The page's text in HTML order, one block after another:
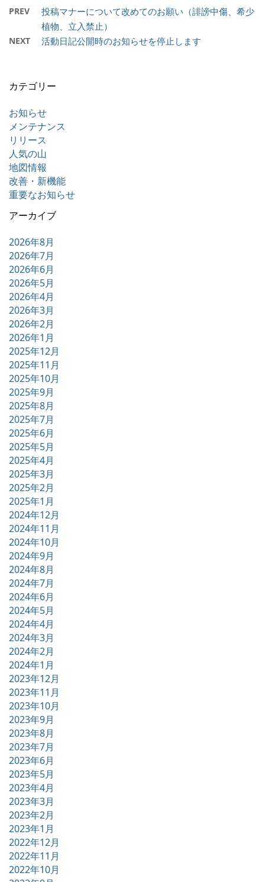
PREV
投稿マナーについて改めてのお願い（誹謗中傷、希少
植物、立入禁止）
NEXT 活動日記公開時のお知らせを停止します
カテゴリー
お知らせ
メンテナンス
リリース
人気の山
地図情報
改善・新機能
重要なお知らせ
アーカイブ
2026年8月
2026年7月
2026年6月
2026年5月
2026年4月
2026年3月
2026年2月
2026年1月
2025年12月
2025年11月
2025年10月
2025年9月
2025年8月
2025年7月
2025年6月
2025年5月
2025年4月
2025年3月
2025年2月
2025年1月
2024年12月
2024年11月
2024年10月
2024年9月
2024年8月
2024年7月
2024年6月
2024年5月
2024年4月
2024年3月
2024年2月
2024年1月
2023年12月
2023年11月
2023年10月
2023年9月
2023年8月
2023年7月
2023年6月
2023年5月
2023年4月
2023年3月
2023年2月
2023年1月
2022年12月
2022年11月
2022年10月